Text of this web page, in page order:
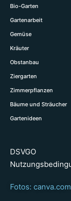
Bio-Garten
Gartenarbeit
Gemüse
Kräuter
Obstanbau
Ziergarten
Zimmerpflanzen
Bäume und Sträucher
Gartenideen
DSVGO
Fotos: